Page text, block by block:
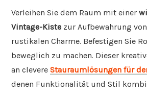
Verleihen Sie dem Raum mit einer
Vintage-Kiste zur Aufbewahrung
rustikalen Charme. Befestigen Sie
beweglich zu machen. Dieser
an clevere Stauraumlösungen für
denen Funktionalität und Stil